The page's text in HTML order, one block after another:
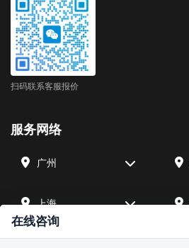
扫码联系客服报价
服务网络
广州
上海
在线咨询